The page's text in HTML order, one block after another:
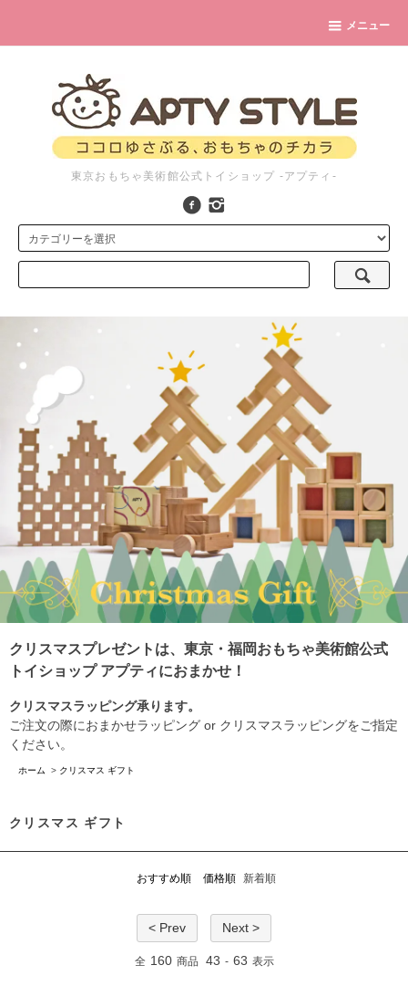
メニュー
東京おもちゃ美術館公式トイショップ -アプティ-
クリスマスプレゼントは、東京・福岡おもちゃ美術館公式
トイショップ アプティにおまかせ！
クリスマスラッピング承ります。
ご注文の際におまかせラッピング or クリスマスラッピングをご指定
ください。
ホーム > クリスマス ギフト
クリスマス ギフト
おすすめ順 価格順 新着順
< Prev Next >
全 160 商品 43 - 63 表示